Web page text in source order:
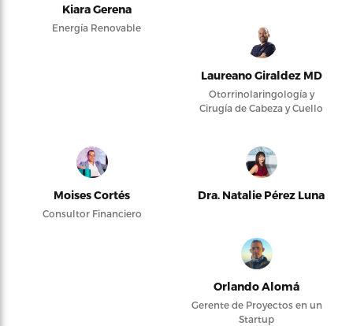
Kiara Gerena
Energía Renovable
Laureano Giraldez MD
Otorrinolaringología y
Cirugía de Cabeza y Cuello
Moises Cortés
Consultor Financiero
Dra. Natalie Pérez Luna
Orlando Alomá
Gerente de Proyectos en un
Startup